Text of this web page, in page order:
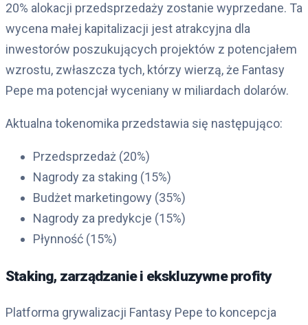
20% alokacji przedsprzedaży zostanie wyprzedane. Ta
wycena małej kapitalizacji jest atrakcyjna dla
inwestorów poszukujących projektów z potencjałem
wzrostu, zwłaszcza tych, którzy wierzą, że Fantasy
Pepe ma potencjał wyceniany w miliardach dolarów.
Aktualna tokenomika przedstawia się następująco:
Przedsprzedaż (20%)
Nagrody za staking (15%)
Budżet marketingowy (35%)
Nagrody za predykcje (15%)
Płynność (15%)
Staking, zarządzanie i ekskluzywne profity
Platforma grywalizacji Fantasy Pepe to koncepcja